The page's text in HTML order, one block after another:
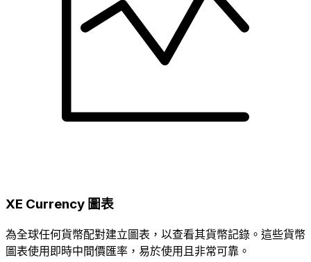
XE Currency 圖表
為全球任何貨幣配對建立圖表，以查看其貨幣記錄。這些貨幣
圖表使用即時中間價匯率，易於使用且非常可靠。